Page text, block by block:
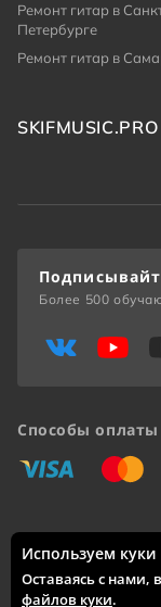
Ремонт гитар в
Петербурге
Ремонт гитар в
Доставка по
Екатеринбург,
Красноярск,
Воронеж,
Способы оплаты
«Виза»
Более 500
Используем
Оставаясь с нами,
файлов куки.